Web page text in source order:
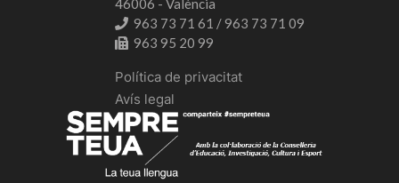
963 73 71 61 / 963 73 71 09
963 95 20 99
Política de privacitat
Avís legal